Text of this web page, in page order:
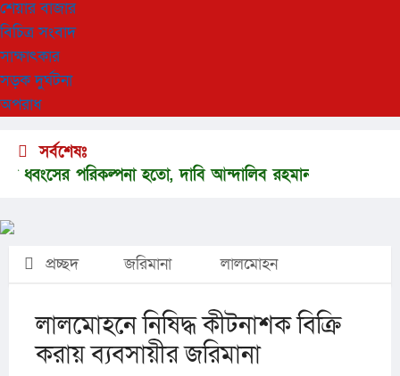
শেয়ার বাজার
বিচিত্র সংবাদ
সাক্ষাৎকার
সড়ক দুর্ঘটনা
অপরাধ
সর্বশেষঃ
পরিকল্পনা হতো, দাবি আন্দালিব রহমান পার্থের
প্রচ্ছদ জরিমানা লালমোহন
লালমোহনে নিষিদ্ধ কীটনাশক বিক্রি
করায় ব্যবসায়ীর জরিমানা